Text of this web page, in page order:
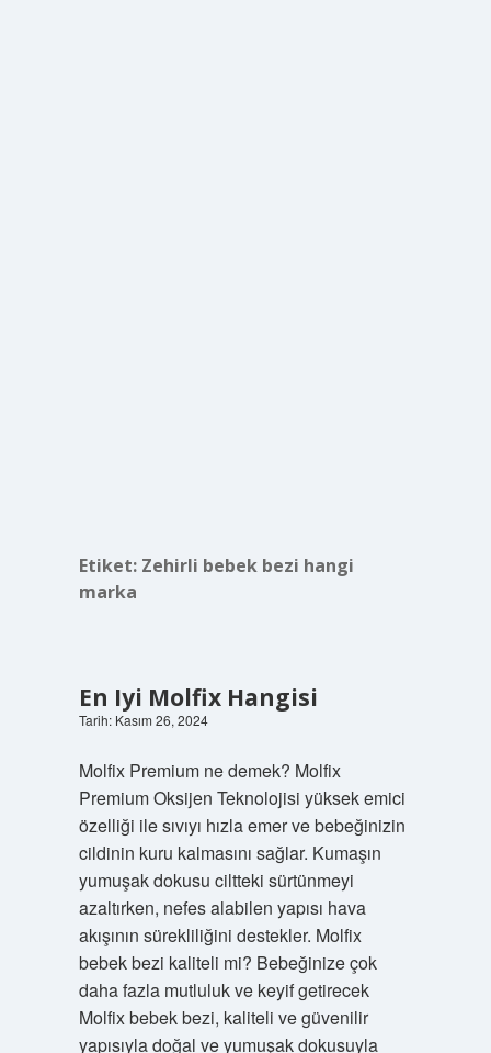
Etiket: Zehirli bebek bezi hangi
marka
En Iyi Molfix Hangisi
Tarih: Kasım 26, 2024
Molfix Premium ne demek? Molfix
Premium Oksijen Teknolojisi yüksek emici
özelliği ile sıvıyı hızla emer ve bebeğinizin
cildinin kuru kalmasını sağlar. Kumaşın
yumuşak dokusu ciltteki sürtünmeyi
azaltırken, nefes alabilen yapısı hava
akışının sürekliliğini destekler. Molfix
bebek bezi kaliteli mi? Bebeğinize çok
daha fazla mutluluk ve keyif getirecek
Molfix bebek bezi, kaliteli ve güvenilir
yapısıyla doğal ve yumuşak dokusuyla